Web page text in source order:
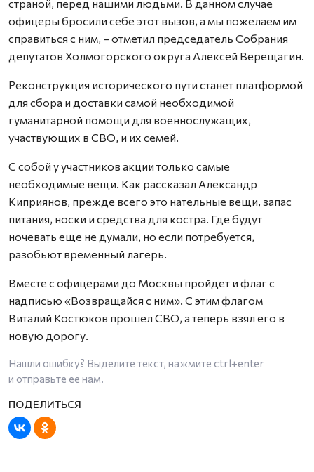
страной, перед нашими людьми. В данном случае
офицеры бросили себе этот вызов, а мы пожелаем им
справиться с ним, – отметил председатель Собрания
депутатов Холмогорского округа Алексей Верещагин.
Реконструкция исторического пути станет платформой
для сбора и доставки самой необходимой
гуманитарной помощи для военнослужащих,
участвующих в СВО, и их семей.
С собой у участников акции только самые
необходимые вещи. Как рассказал Александр
Киприянов, прежде всего это нательные вещи, запас
питания, носки и средства для костра. Где будут
ночевать еще не думали, но если потребуется,
разобьют временный лагерь.
Вместе с офицерами до Москвы пройдет и флаг с
надписью «Возвращайся с ним». С этим флагом
Виталий Костюков прошел СВО, а теперь взял его в
новую дорогу.
Нашли ошибку? Выделите текст, нажмите ctrl+enter
и отправьте ее нам.